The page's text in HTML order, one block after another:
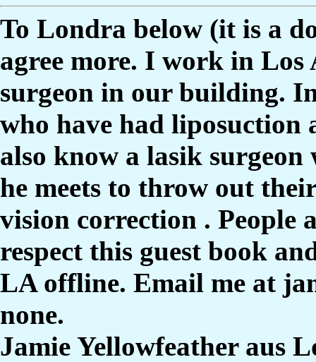
To Londra below (it is a
agree more. I work in Los
surgeon in our building.
who have had
also know a lasik surgeon
he meets to throw out
vision correction . People
respect this guest book
LA offline. Email me at
none.
Jamie Yellowfeather aus